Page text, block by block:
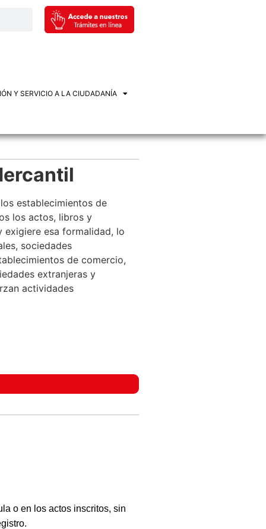
Y SERVICIO A LA CIUDADANÍA
establecimientos de
los actos, libros y
exigiere esa formalidad, lo
sociedades
de comercio,
extranjeras y
actividades
o en los actos inscritos, sin